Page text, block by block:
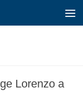
Lorenzo a